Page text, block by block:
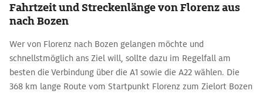
Fahrtzeit und Streckenlänge von Florenz aus
nach Bozen
Wer von Florenz nach Bozen gelangen möchte und
schnellstmöglich ans Ziel will, sollte dazu im Regelfall am
besten die Verbindung über die A1 sowie die A22 wählen. Die
368 km lange Route vom Startpunkt Florenz zum Zielort Bozen